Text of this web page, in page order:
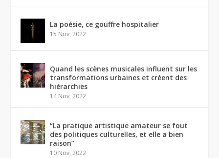
La poésie, ce gouffre hospitalier
15 Nov, 2022
Quand les scènes musicales influent sur les
transformations urbaines et créent des
hiérarchies
14 Nov, 2022
“La pratique artistique amateur se fout
des politiques culturelles, et elle a bien
raison”
10 Nov, 2022